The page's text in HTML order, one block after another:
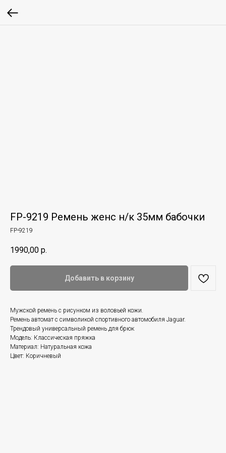
FP-9219 Ремень женс н/к 35мм бабочки
FP-9219
1990,00 р.
Добавить в корзину
Мужской ремень с рисунком из воловьей кожи.
Ремень автомат с символикой спортивного автомобиля Jaguar.
Трендовый универсальный ремень для брюк
Модель: Классическая пряжка
Материал: Натуральная кожа
Цвет: Коричневый